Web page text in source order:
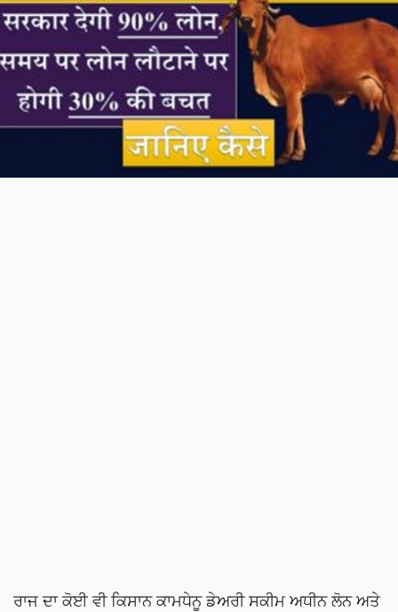
ਰਾਜ ਦਾ ਕੋਈ ਵੀ ਕਿਸਾਨ ਕਾਮਧੇਨੂ ਡੇਅਰੀ ਸਕੀਮ ਅਧੀਨ ਲੋਨ ਅਤੇ